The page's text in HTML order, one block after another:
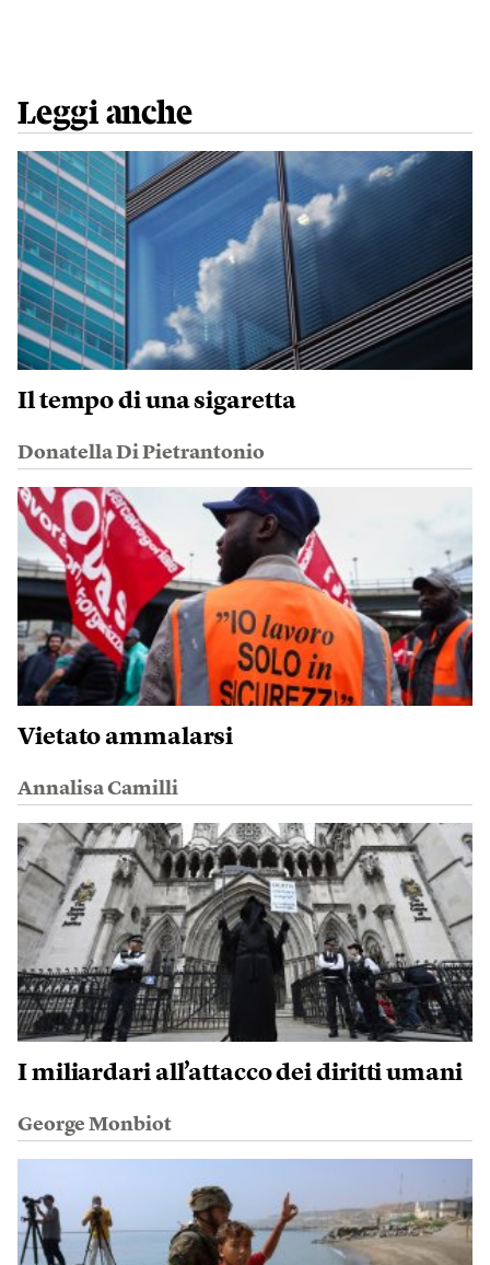
Leggi anche
Il tempo di una sigaretta
Donatella Di Pietrantonio
Vietato ammalarsi
Annalisa Camilli
I miliardari all’attacco dei diritti umani
George Monbiot